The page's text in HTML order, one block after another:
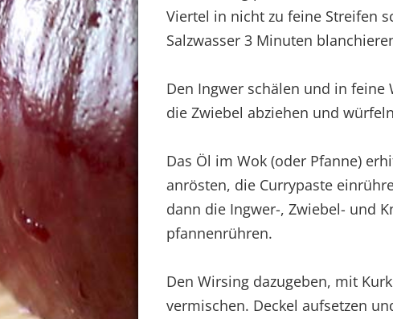
Viertel in nicht zu feine Streifen
Salzwasser 3 Minuten
Den Ingwer schälen und in
die Zwiebel abziehen und
Das Öl im Wok (oder Pfanne)
anrösten, die Currypaste
dann die Ingwer-, Zwiebel- und
pfannenrühren.
Den Wirsing dazugeben, mit
vermischen. Deckel aufsetzen